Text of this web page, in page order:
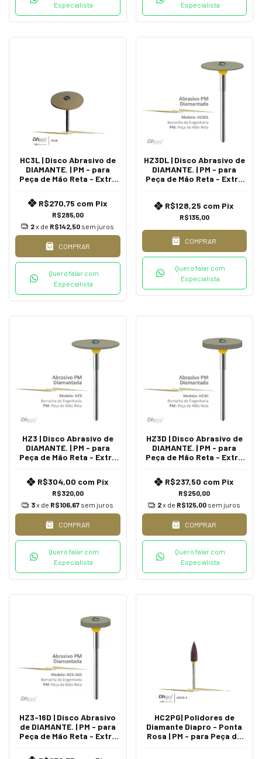
Especialista
Especialista
HC3L | Disco Abrasivo de
DIAMANTE. | PM - para
Peça de Mão Reta - Extra
R$285,00
R$270,75 com Pix
2x de R$142,50 sem juros
COMPRAR
Quero falar com
Especialista
HZ3DL | Disco Abrasivo de
DIAMANTE. | PM - para
Peça de Mão Reta - Extra
R$135,00
R$128,25 com Pix
COMPRAR
Quero falar com
Especialista
HZ3 | Disco Abrasivo de
DIAMANTE. | PM - para
Peça de Mão Reta - Extra
R$320,00
R$304,00 com Pix
3x de R$106,67 sem juros
COMPRAR
Quero falar com
Especialista
HZ3D | Disco Abrasivo de
DIAMANTE. | PM - para
Peça de Mão Reta - Extra
R$250,00
R$237,50 com Pix
2x de R$125,00 sem juros
COMPRAR
Quero falar com
Especialista
HZ3-16D | Disco Abrasivo
de DIAMANTE. | PM - para
Peça de Mão Reta - Extra
HC2PG| Polidores de
Diamante Diapro - Ponta
Rosa | PM - para Peça de